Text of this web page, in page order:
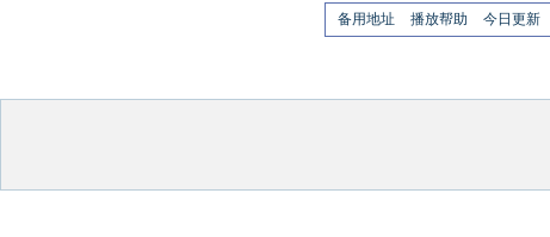
备用地址 播放帮助 今日更新